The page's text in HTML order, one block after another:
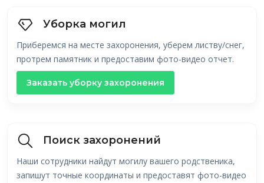
Уборка могил
Приберемся на месте захоронения, уберем листву/снег,
протрем памятник и предоставим фото-видео отчет.
Заказать уборку захоронения
Поиск захоронений
Наши сотрудники найдут могилу вашего родственика,
запишут точные координаты и предоставят фото-видео